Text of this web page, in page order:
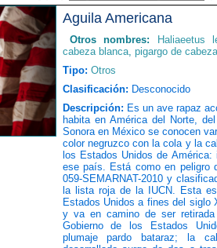
Aguila Americana
Otros nombres: Haliaeetus
cabeza blanca, pigargo de
Tipo: Otros
Clasificación: Desconocido
Descripción: Es un ave rapaz
habita en América del Norte,
Sonora en México se conocen
color negruzco con la cola y la
los Estados Unidos de
ese país. Está como en peligro
059-SEMARNAT-2010 y
la lista roja de la IUCN. Esta
Estados Unidos a fines del siglo
y va en camino de ser
Gobierno de los Estados
plumaje pardo bataraz; la